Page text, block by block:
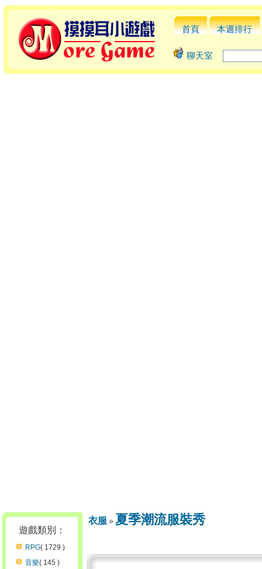
首頁 本週排行
聊天室
遊戲類別：
RPG( 1729 )
音樂( 145 )
衣服 夏季潮流服裝秀